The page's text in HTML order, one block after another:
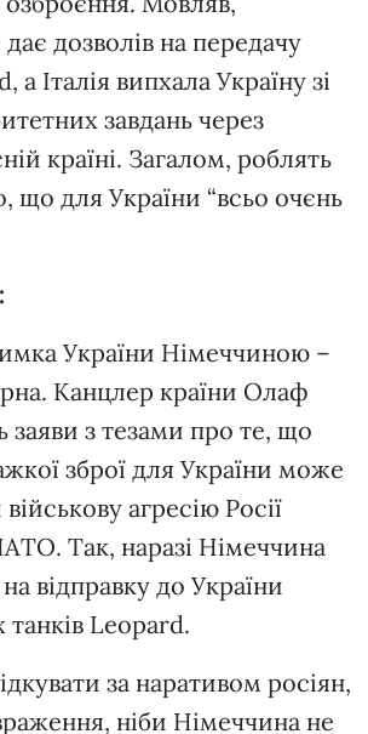
дозволів на передачу
а Італія випхала Україну зі
завдань через
країні. Загалом, роблять
що для України “всьо очєнь
України Німеччиною –
Канцлер країни Олаф
з тезами про те, що
зброї для України може
агресію Росії
Так, наразі Німеччина
відправку до України
Leopard.
за наративом росіян,
ніби Німеччина не